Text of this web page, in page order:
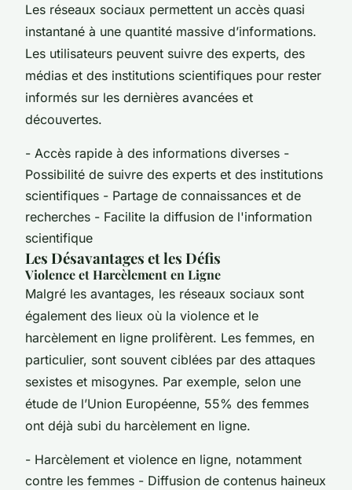
Les réseaux sociaux permettent un accès quasi
instantané à une quantité massive d’informations.
Les utilisateurs peuvent suivre des experts, des
médias et des institutions scientifiques pour rester
informés sur les dernières avancées et
découvertes.
- Accès rapide à des informations diverses -
Possibilité de suivre des experts et des institutions
scientifiques - Partage de connaissances et de
recherches - Facilite la diffusion de l'information
scientifique
Les Désavantages et les Défis
Violence et Harcèlement en Ligne
Malgré les avantages, les réseaux sociaux sont
également des lieux où la violence et le
harcèlement en ligne prolifèrent. Les femmes, en
particulier, sont souvent ciblées par des attaques
sexistes et misogynes. Par exemple, selon une
étude de l’Union Européenne, 55% des femmes
ont déjà subi du harcèlement en ligne.
- Harcèlement et violence en ligne, notamment
contre les femmes - Diffusion de contenus haineux